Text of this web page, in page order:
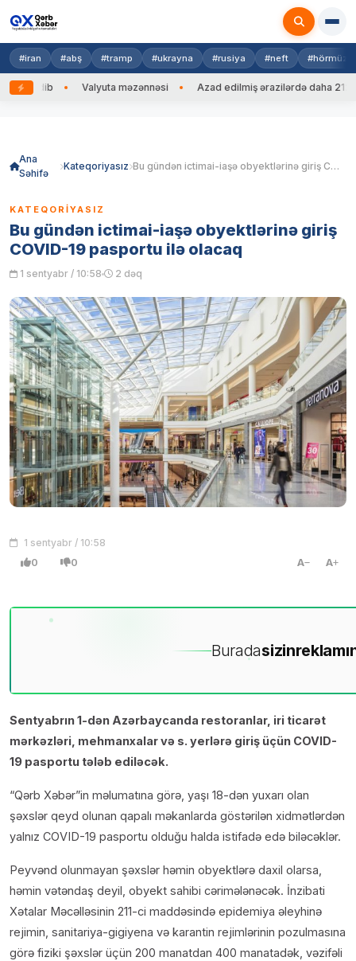
#iran #abş #tramp #ukrayna #rusiya #neft #hörmüz
edib Valyuta məzənnəsi Azad edilmiş ərazilərdə daha 212
Ana
Səhifə
Kateqoriyasız Bu gündən ictimai-iaşə obyektlərinə giriş COVID-19 pasportu ilə olacaq
KATEQORIYASIZ
Bu gündən ictimai-iaşə obyektlərinə giriş
COVID-19 pasportu ilə olacaq
1 sentyabr / 10:58 2 dəq
1 sentyabr / 10:58
0 0 A A
Buradasizin
Sentyabrın 1-dən Azərbaycanda restoranlar, iri ticarət
mərkəzləri, mehmanxalar və s. yerlərə giriş üçün COVID-
19 pasportu tələb ediləcək.
“Qərb Xəbər”in məlumatına görə, yaşı 18-dən yuxarı olan
şəxslər qeyd olunan qapalı məkanlarda göstərilən xidmətlərdən
yalnız COVID-19 pasportu olduğu halda istifadə edə biləcəklər.
Peyvənd olunmayan şəxslər həmin obyektlərə daxil olarsa,
həmin vətəndaş deyil, obyekt sahibi cərimələnəcək. İnzibati
Xətalar Məcəlləsinin 211-ci maddəsində epidemiya əleyhinə
rejimin, sanitariya-gigiyena və karantin rejimlərinin pozulmasına
görə fiziki şəxslər üçün 200 manatdan 400 manatadək, vəzifəli